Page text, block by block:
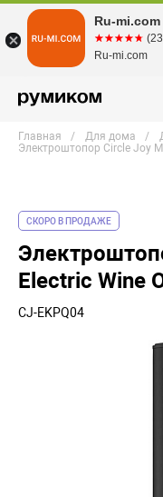
Главная Для дома
Электроштопор Circle Joy
СКОРО В ПРОДАЖЕ
Electric Wine
CJ-EKPQ04
Ru-mi.com
☆☆☆☆☆
★★★★★
Ru-mi.com